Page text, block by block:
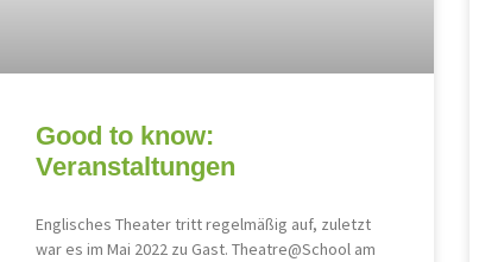
Good to know:
Veranstaltungen
Englisches Theater tritt regelmäßig auf, zuletzt
war es im Mai 2022 zu Gast. Theatre@School am